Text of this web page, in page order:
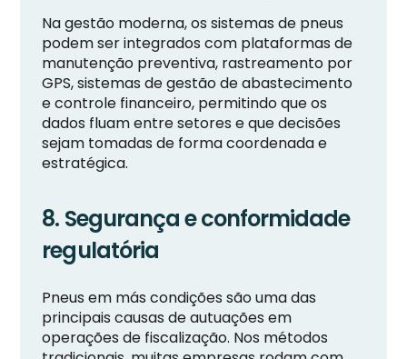
Na gestão moderna, os sistemas de pneus
podem ser integrados com plataformas de
manutenção preventiva, rastreamento por
GPS, sistemas de gestão de abastecimento
e controle financeiro, permitindo que os
dados fluam entre setores e que decisões
sejam tomadas de forma coordenada e
estratégica.
8. Segurança e conformidade
regulatória
Pneus em más condições são uma das
principais causas de autuações em
operações de fiscalização. Nos métodos